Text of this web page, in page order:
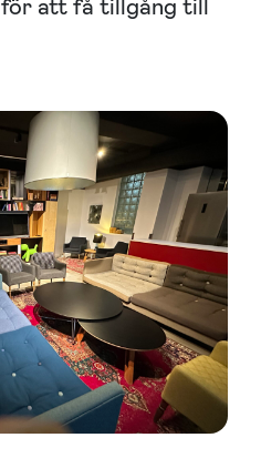
att få tillgång till